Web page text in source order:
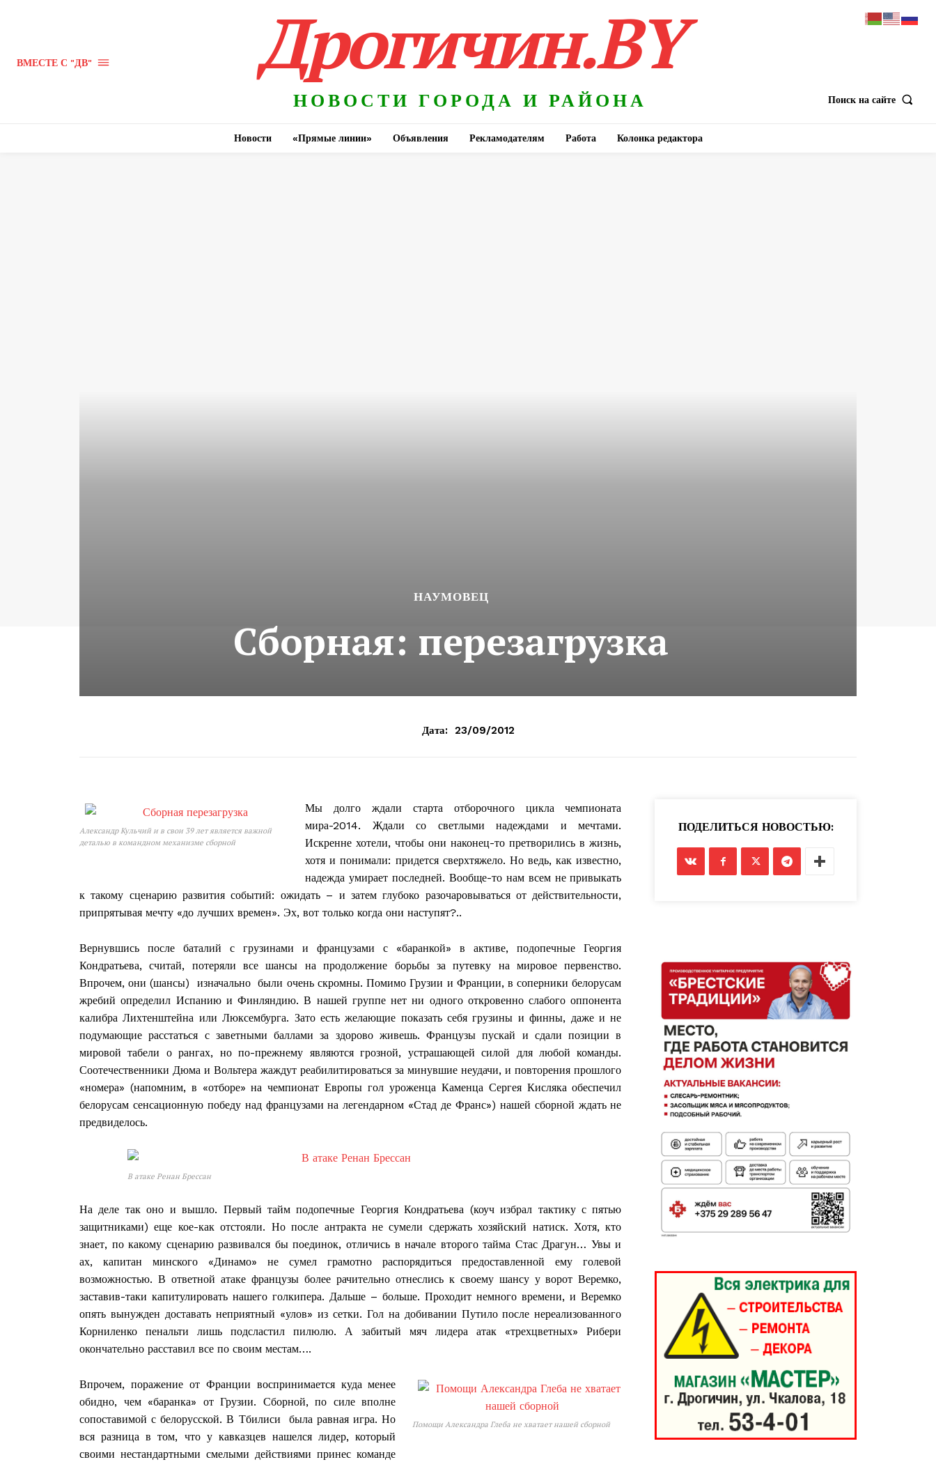
ВМЕСТЕ С "ДВ" Дрогичин.BY
НОВОСТИ ГОРОДА И РАЙОНА Поиск на сайте
Новости «Прямые линии» Объявления Рекламодателям Работа Колонка редактора
НАУМОВЕЦ
Сборная: перезагрузка
Дата: 23/09/2012
Александр Кульчий и в свои 39 лет является важной
деталью в командном механизме сборной
Мы долго ждали старта отборочного цикла чемпионата
мира-2014. Ждали со светлыми надеждами и мечтами.
Искренне хотели, чтобы они наконец-то претворились в жизнь,
хотя и понимали: придется сверхтяжело. Но ведь, как известно,
надежда умирает последней. Вообще-то нам всем не привыкать
к такому сценарию развития событий: ожидать – и затем глубоко разочаровываться от действительности,
припрятывая мечту «до лучших времен». Эх, вот только когда они наступят?..
Вернувшись после баталий с грузинами и французами с «баранкой» в активе, подопечные Георгия
Кондратьева, считай, потеряли все шансы на продолжение борьбы за путевку на мировое первенство.
Впрочем, они (шансы) изначально были очень скромны. Помимо Грузии и Франции, в соперники белорусам
жребий определил Испанию и Финляндию. В нашей группе нет ни одного откровенно слабого оппонента
калибра Лихтенштейна или Люксембурга. Зато есть желающие показать себя грузины и финны, даже и не
подумающие расстаться с заветными баллами за здорово живешь. Французы пускай и сдали позиции в
мировой табели о рангах, но по-прежнему являются грозной, устрашающей силой для любой команды.
Соотечественники Дюма и Вольтера жаждут реабилитироваться за минувшие неудачи, и повторения прошлого
«номера» (напомним, в «отборе» на чемпионат Европы гол уроженца Каменца Сергея Кисляка обеспечил
белорусам сенсационную победу над французами на легендарном «Стад де Франс») нашей сборной ждать не
предвиделось.
В атаке Ренан Брессан
На деле так оно и вышло. Первый тайм подопечные Георгия Кондратьева (коуч избрал тактику с пятью
защитниками) еще кое-как отстояли. Но после антракта не сумели сдержать хозяйский натиск. Хотя, кто
знает, по какому сценарию развивался бы поединок, отличись в начале второго тайма Стас Драгун… Увы и
ах, капитан минского «Динамо» не сумел грамотно распорядиться предоставленной ему голевой
возможностью. В ответной атаке французы более рачительно отнеслись к своему шансу у ворот Веремко,
заставив-таки капитулировать нашего голкипера. Дальше – больше. Проходит немного времени, и Веремко
опять вынужден доставать неприятный «улов» из сетки. Гол на добивании Путило после нереализованного
Корниленко пенальти лишь подсластил пилюлю. А забитый мяч лидера атак «трехцветных» Рибери
окончательно расставил все по своим местам….
Помощи Александра Глеба не хватает нашей сборной
Впрочем, поражение от Франции воспринимается куда менее
обидно, чем «баранка» от Грузии. Сборной, по силе вполне
сопоставимой с белорусской. В Тбилиси была равная игра. Но
вся разница в том, что у кавказцев нашелся лидер, который
своими нестандартными смелыми действиями принес команде
ПОДЕЛИТЬСЯ НОВОСТЬЮ: